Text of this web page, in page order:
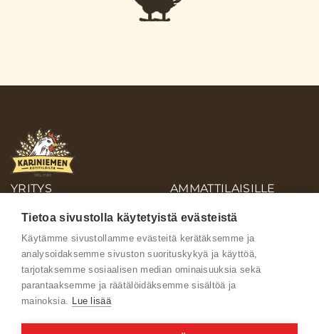
YRITYS
AMMATTILAISILLE
AINEISTOPANKKI
Ota yhteyttä
Tietoa sivustolla käytetyistä evästeistä
Käytämme sivustollamme evästeitä kerätäksemme ja
analysoidaksemme sivuston suorituskykyä ja käyttöä,
tarjotaksemme sosiaalisen median ominaisuuksia sekä
parantaaksemme ja räätälöidäksemme sisältöä ja
mainoksia. Lue lisää